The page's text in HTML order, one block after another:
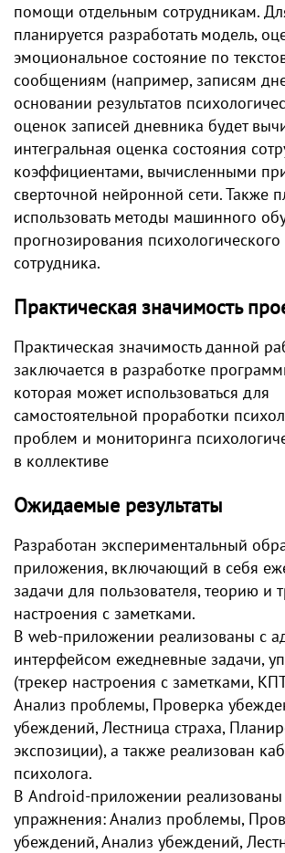
помощи отдельным сотрудникам.
планируется разработать модель,
эмоциональное состояние по
сообщениям (например, записям
основании результатов
оценок записей дневника будет
интегральная оценка состояния
коэффициентами, вычисленными
сверточной нейронной сети. Также
использовать методы машинного
прогнозирования психологического
сотрудника.
Практическая значимость
Практическая значимость данной
заключается в разработке
которая может использоваться для
самостоятельной проработки
проблем и мониторинга
в коллективе
Ожидаемые результаты
Разработан экспериментальный
приложения, включающий в себя
задачи для пользователя, теорию и
настроения с заметками.
В web-приложении реализованы с
интерфейсом ежедневные задачи,
(трекер настроения с заметками,
Анализ проблемы, Проверка
убеждений, Лестница страха,
экспозиции), а также реализован
психолога.
В Android-приложении
упражнения: Анализ проблемы,
убеждений, Анализ убеждений,